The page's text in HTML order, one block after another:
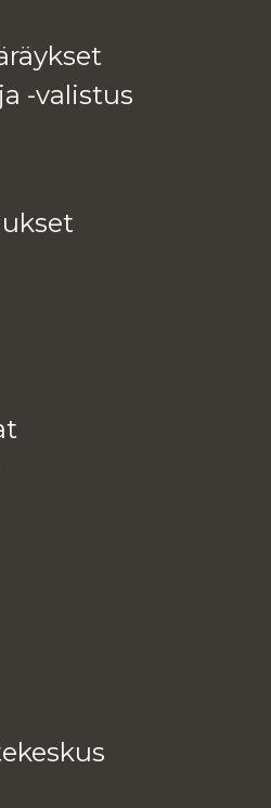
-va­lis­tus